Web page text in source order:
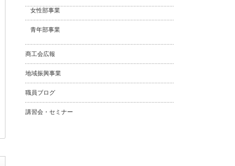
女性部事業
青年部事業
商工会広報
地域振興事業
職員ブログ
講習会・セミナー